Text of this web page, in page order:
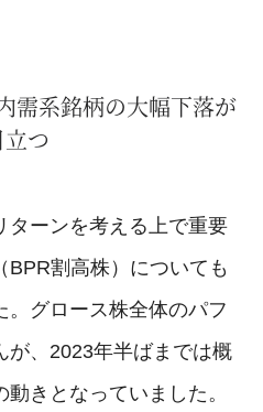
需系銘柄の大幅下落が
立つ
ターンを考える上で重要
BPR割高株）についても
。グロース株全体のパフ
が、2023年半ばまでは概
きとなっていました。